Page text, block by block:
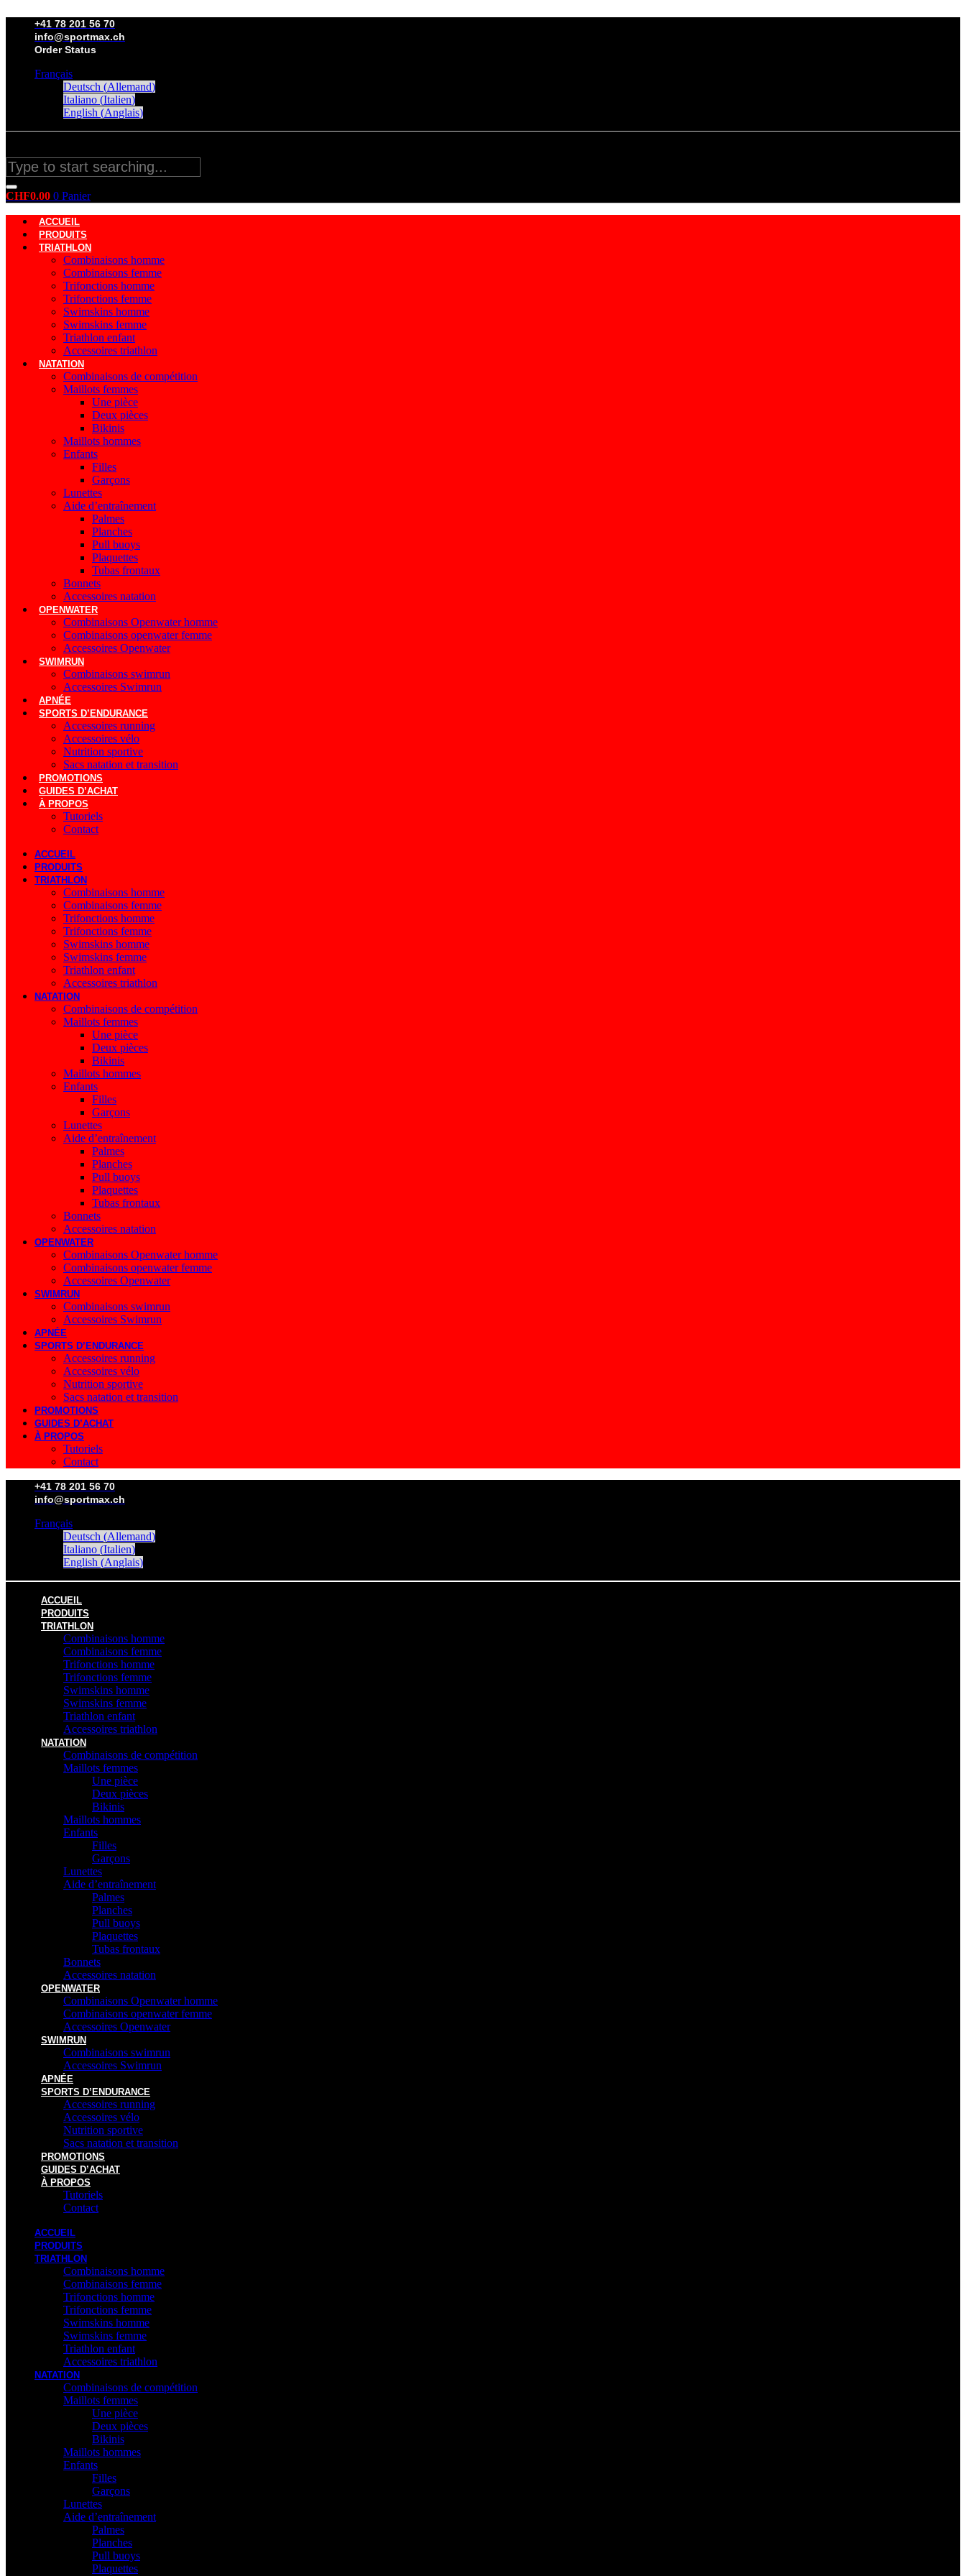
contenu
+41 78 201 56 70
info@sportmax.ch
Order Status
Français
Deutsch (Allemand)
Italiano (Italien)
English (Anglais)
CHF0.00 0 Panier
ACCUEIL
PRODUITS
TRIATHLON
Combinaisons homme
Combinaisons femme
Trifonctions homme
Trifonctions femme
Swimskins homme
Swimskins femme
Triathlon enfant
Accessoires triathlon
NATATION
Combinaisons de compétition
Maillots femmes
Une pièce
Deux pièces
Bikinis
Maillots hommes
Enfants
Filles
Garçons
Lunettes
Aide d’entraînement
Palmes
Planches
Pull buoys
Plaquettes
Tubas frontaux
Bonnets
Accessoires natation
OPENWATER
Combinaisons Openwater homme
Combinaisons openwater femme
Accessoires Openwater
SWIMRUN
Combinaisons swimrun
Accessoires Swimrun
APNÉE
SPORTS D’ENDURANCE
Accessoires running
Accessoires vélo
Nutrition sportive
Sacs natation et transition
PROMOTIONS
GUIDES D’ACHAT
À PROPOS
Tutoriels
Contact
ACCUEIL
PRODUITS
TRIATHLON
Combinaisons homme
Combinaisons femme
Trifonctions homme
Trifonctions femme
Swimskins homme
Swimskins femme
Triathlon enfant
Accessoires triathlon
NATATION
Combinaisons de compétition
Maillots femmes
Une pièce
Deux pièces
Bikinis
Maillots hommes
Enfants
Filles
Garçons
Lunettes
Aide d’entraînement
Palmes
Planches
Pull buoys
Plaquettes
Tubas frontaux
Bonnets
Accessoires natation
OPENWATER
Combinaisons Openwater homme
Combinaisons openwater femme
Accessoires Openwater
SWIMRUN
Combinaisons swimrun
Accessoires Swimrun
APNÉE
SPORTS D’ENDURANCE
Accessoires running
Accessoires vélo
Nutrition sportive
Sacs natation et transition
PROMOTIONS
GUIDES D’ACHAT
À PROPOS
Tutoriels
Contact
+41 78 201 56 70
info@sportmax.ch
Français
Deutsch (Allemand)
Italiano (Italien)
English (Anglais)
ACCUEIL
PRODUITS
TRIATHLON
Combinaisons homme
Combinaisons femme
Trifonctions homme
Trifonctions femme
Swimskins homme
Swimskins femme
Triathlon enfant
Accessoires triathlon
NATATION
Combinaisons de compétition
Maillots femmes
Une pièce
Deux pièces
Bikinis
Maillots hommes
Enfants
Filles
Garçons
Lunettes
Aide d’entraînement
Palmes
Planches
Pull buoys
Plaquettes
Tubas frontaux
Bonnets
Accessoires natation
OPENWATER
Combinaisons Openwater homme
Combinaisons openwater femme
Accessoires Openwater
SWIMRUN
Combinaisons swimrun
Accessoires Swimrun
APNÉE
SPORTS D’ENDURANCE
Accessoires running
Accessoires vélo
Nutrition sportive
Sacs natation et transition
PROMOTIONS
GUIDES D’ACHAT
À PROPOS
Tutoriels
Contact
ACCUEIL
PRODUITS
TRIATHLON
Combinaisons homme
Combinaisons femme
Trifonctions homme
Trifonctions femme
Swimskins homme
Swimskins femme
Triathlon enfant
Accessoires triathlon
NATATION
Combinaisons de compétition
Maillots femmes
Une pièce
Deux pièces
Bikinis
Maillots hommes
Enfants
Filles
Garçons
Lunettes
Aide d’entraînement
Palmes
Planches
Pull buoys
Plaquettes